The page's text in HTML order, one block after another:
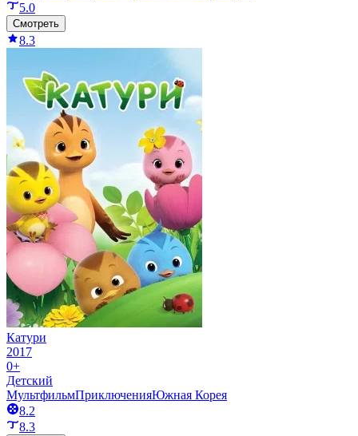
5.0
Смотреть
8.3
Катури
2017
0+
Детский
МультфильмПриключенияЮжная Корея
8.2
8.3